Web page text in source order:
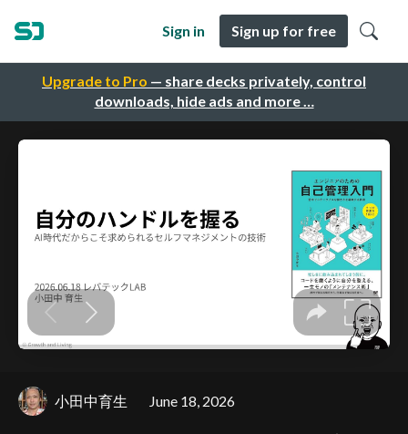
Upgrade to Pro — share decks privately, control
downloads, hide ads and more …
Sign in Sign up for free
小田中育生 June 18, 2026